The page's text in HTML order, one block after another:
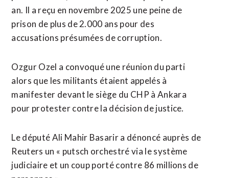
an. Il a reçu ​en novembre 2025 une peine de
prison de plus de 2.000 ans pour des
accusations présumées de corruption.
Ozgur Ozel ​a convoqué une réunion du parti
alors que les militants étaient appelés à
manifester devant le siège du CHP à Ankara
pour protester contre la décision de justice.
Le député Ali Mahir Basarir a dénoncé auprès de
Reuters un « putsch orchestré via le système
judiciaire et un coup porté contre 86 millions de